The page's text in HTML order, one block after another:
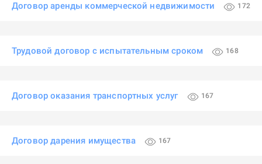
Договор аренды коммерческой недвижимости 172
Трудовой договор с испытательным сроком 168
Договор оказания транспортных услуг 167
Договор дарения имущества 167